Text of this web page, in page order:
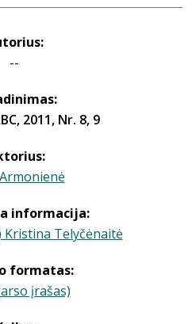
--
2011, Nr. 8, 9
informacija:
Kristina Telyčėnaitė
formatas:
įrašas)